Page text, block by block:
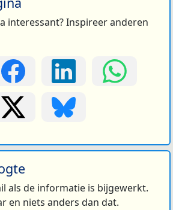
interessant? Inspireer anderen
als de informatie is bijgewerkt.
en niets anders dan dat.